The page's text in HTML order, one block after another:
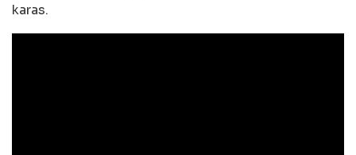
karas.